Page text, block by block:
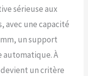
sérieuse aux
avec une capacité
un support
automatique. À
un critère